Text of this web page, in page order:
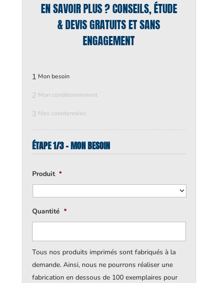
EN SAVOIR PLUS ? CONSEILS, ÉTUDE
& DEVIS GRATUITS ET SANS
ENGAGEMENT
1 Mon besoin
2 Mon conditionnement
3 Mes coordonnées
ÉTAPE 1/3 - MON BESOIN
Produit *
Quantité *
Tous nos produits imprimés sont fabriqués à la
demande. Ainsi, nous ne pourrons réaliser une
fabrication en dessous de 100 exemplaires pour